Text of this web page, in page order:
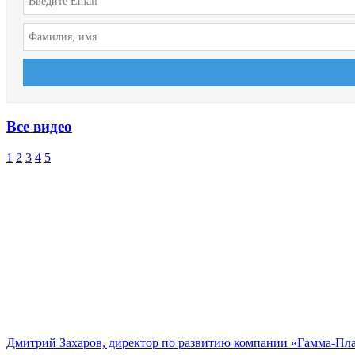
Все видео
1 2 3 4 5
Дмитрий Захаров, директор по развитию компании «Гамма-